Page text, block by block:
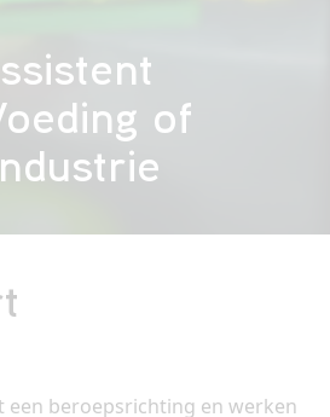
of
een beroepsrichting en werken